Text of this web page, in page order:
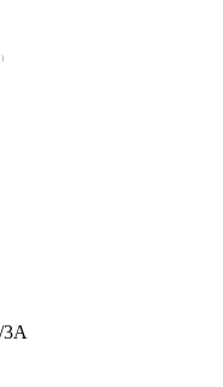
)
3А